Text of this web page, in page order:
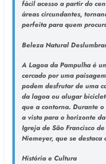
fácil acesso a partir do
áreas circundantes,
perfeita para quem
Beleza Natural
A Lagoa da Pampulha é
cercado por uma
podem desfrutar de uma
da lagoa ou alugar
que a contorna. Durante
a vista para o horizonte
Igreja de São Francisco
Niemeyer, que se destaca
História e Cultura